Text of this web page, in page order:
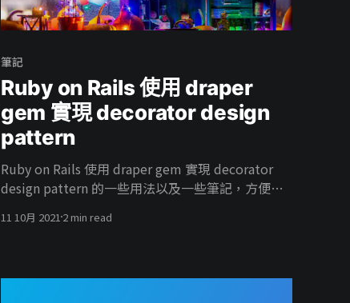
筆記
Ruby on Rails 使用 draper
gem 實現 decorator design
pattern
Ruby on Rails 使用 draper gem 實現 decorator
design pattern 的一些用法以及一些筆記，方便某
11 10月 2021 2 min read